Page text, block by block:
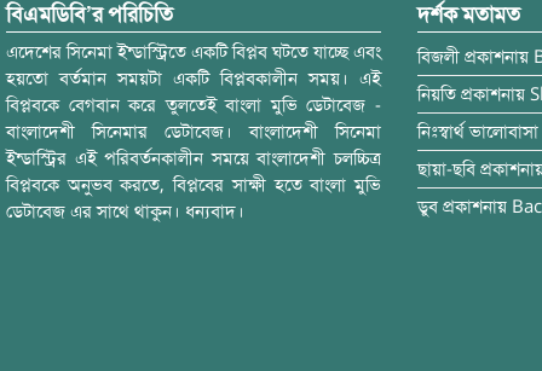
বিএমডিবি’র পরিচিতি
এদেশের সিনেমা ইন্ডাস্ট্রিতে একটি বিপ্লব ঘটতে যাচ্ছে এবং
হয়তো বর্তমান সময়টা একটি বিপ্লবকালীন সময়। এই
বিপ্লবকে বেগবান করে তুলতেই বাংলা মুভি ডেটাবেজ -
বাংলাদেশী সিনেমার ডেটাবেজ। বাংলাদেশী সিনেমা
ইন্ডাস্ট্রির এই পরিবর্তনকালীন সময়ে বাংলাদেশী চলচ্চিত্র
বিপ্লবকে অনুভব করতে, বিপ্লবের সাক্ষী হতে বাংলা মুভি
ডেটাবেজ এর সাথে থাকুন। ধন্যবাদ।
দর্শক মতামত
বিজলী প্রকাশনায়
নিয়তি প্রকাশনায়
নিঃস্বার্থ ভালোবাসা
ছায়া-ছবি
ডুব প্রকাশনায়